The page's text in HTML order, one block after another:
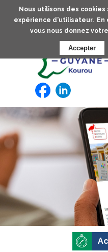
Nous utilisons des
expérience d'utilisateur. En
vous nous donnez
Accepter